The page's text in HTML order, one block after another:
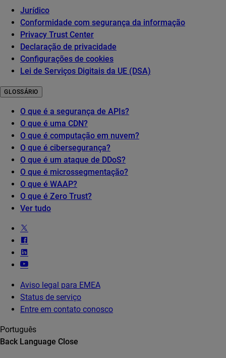
Jurídico
Conformidade com segurança da informação
Privacy Trust Center
Declaração de privacidade
Configurações de cookies
Lei de Serviços Digitais da UE (DSA)
GLOSSÁRIO
O que é a segurança de APIs?
O que é uma CDN?
O que é computação em nuvem?
O que é cibersegurança?
O que é um ataque de DDoS?
O que é microssegmentação?
O que é WAAP?
O que é Zero Trust?
Ver tudo
Aviso legal para EMEA
Status de serviço
Entre em contato conosco
Português
Back Language Close